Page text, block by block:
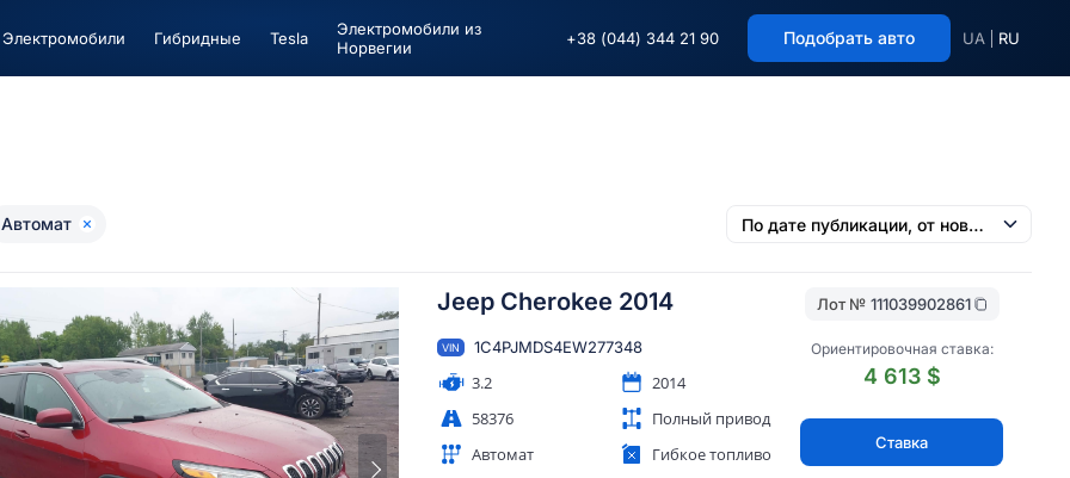
Электромобили Гибридные Tesla
Электромобили из
Норвегии
+38 (044) 344 21 90 Подобрать авто UA RU
Автомат
Jeep Cherokee 2014
VIN 1C4PJMDS4EW277348
3.2
2014
58376
Полный привод
Автомат
Гибкое топливо
Лот № 111039902861
Ориентировочная ставка:
4 613 $
Ставка